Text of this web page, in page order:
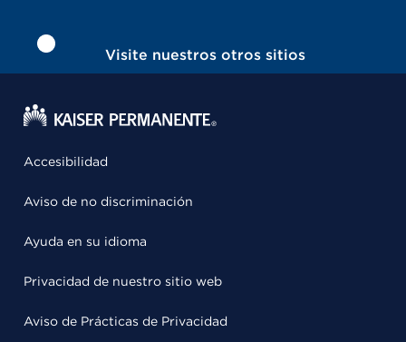
Visite nuestros otros sitios
Accesibilidad
Aviso de no discriminación
Ayuda en su idioma
Privacidad de nuestro sitio web
Aviso de Prácticas de Privacidad